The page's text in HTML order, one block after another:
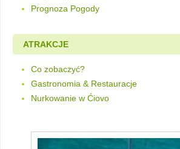
Prognoza Pogody
ATRAKCJE
Co zobaczyć?
Gastronomia & Restauracje
Nurkowanie w Ćiovo